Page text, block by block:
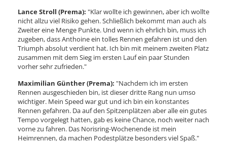
Lance Stroll (Prema): "Klar wollte ich gewinnen, aber ich wollte
nicht allzu viel Risiko gehen. Schließlich bekommt man auch als
Zweiter eine Menge Punkte. Und wenn ich ehrlich bin, muss ich
zugeben, dass Anthoine ein tolles Rennen gefahren ist und den
Triumph absolut verdient hat. Ich bin mit meinem zweiten Platz
zusammen mit dem Sieg im ersten Lauf ein paar Stunden
vorher sehr zufrieden."
Maximilian Günther (Prema): "Nachdem ich im ersten
Rennen ausgeschieden bin, ist dieser dritte Rang nun umso
wichtiger. Mein Speed war gut und ich bin ein konstantes
Rennen gefahren. Da auf den Spitzenplätzen aber alle ein gutes
Tempo vorgelegt hatten, gab es keine Chance, noch weiter nach
vorne zu fahren. Das Norisring-Wochenende ist mein
Heimrennen, da machen Podestplätze besonders viel Spaß."